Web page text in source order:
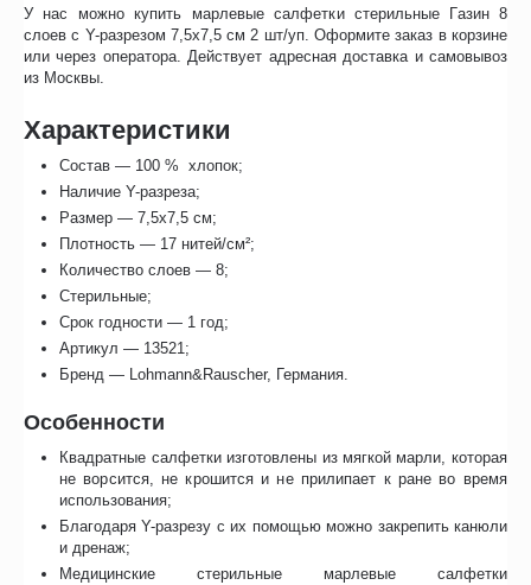
У нас можно купить марлевые салфетки стерильные Газин 8
слоев с Y-разрезом 7,5х7,5 см 2 шт/уп. Оформите заказ в корзине
или через оператора. Действует адресная доставка и самовывоз
из Москвы.
Характеристики
Состав — 100 % хлопок;
Наличие Y-разреза;
Размер — 7,5х7,5 см;
Плотность — 17 нитей/см²;
Количество слоев — 8;
Стерильные;
Срок годности — 1 год;
Артикул — 13521;
Бренд — Lohmann&Rauscher, Германия.
Особенности
Квадратные салфетки изготовлены из мягкой марли, которая
не ворсится, не крошится и не прилипает к ране во время
использования;
Благодаря Y-разрезу с их помощью можно закрепить канюли
и дренаж;
Медицинские стерильные марлевые салфетки